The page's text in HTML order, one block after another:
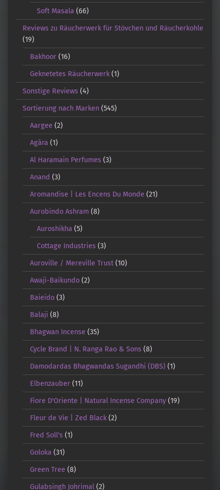
Soft Masala (66)
Reviews zu Räucherwerk für Stövchen und Räucherkohle
(19)
Bakhoor(16)
Geknetetes Räucherwerk(1)
Sonstige Reviews (4)
Sortierung nach Marken (545)
Aargee (2)
Agāra (1)
Al Haramain Perfumes(3)
Anand (3)
Aromandise | Les Encens Du Monde (21)
Aurobindo Ashram (8)
Auroshikha (5)
Cottage Industries (3)
Auroville / Mereville Trust(10)
Awaji-Baikundo(2)
Baieido(3)
Balaji (8)
Bhagwan Incense (35)
Cycle Brand | N. Ranga Rao & Sons(8)
Damodardas Bhagwandas Sugandhi (DBS) (1)
Elbenzauber(11)
Fiore D'Oriente | Natural Incense Company(19)
Fleur de Vie | Zed Black(2)
Fred Soll's(1)
Goloka (31)
Green Tree (8)
Gulabsingh Johrimal(2)